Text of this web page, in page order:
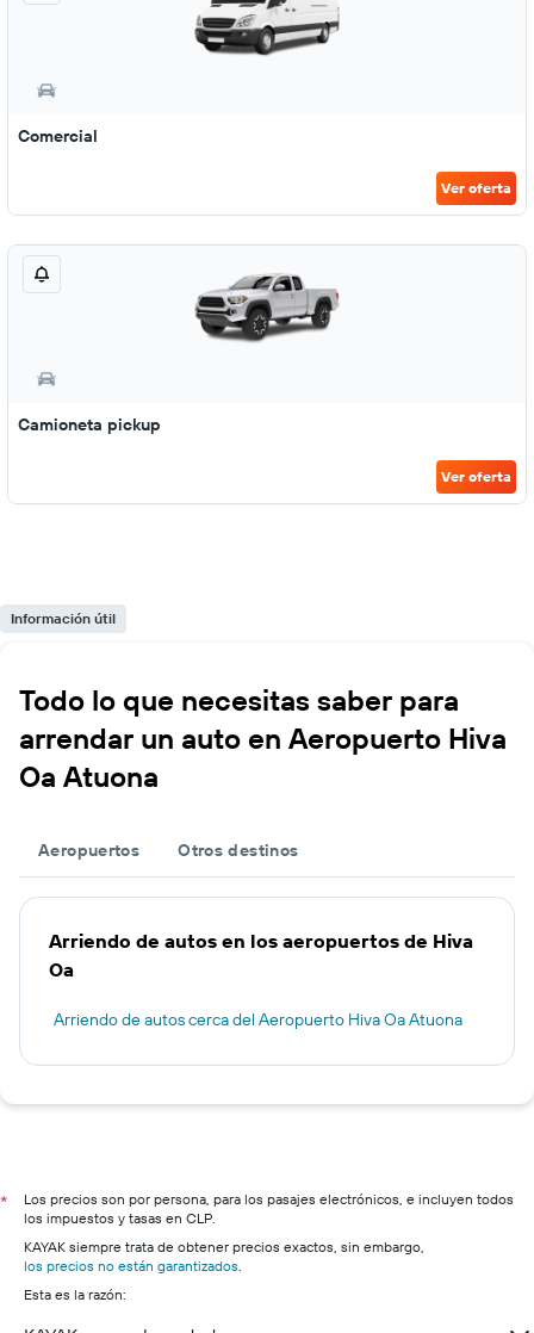
Comercial
Ver oferta
Camioneta pickup
Ver oferta
Información útil
Todo lo que necesitas saber para
arrendar un auto en Aeropuerto Hiva
Oa Atuona
Aeropuertos Otros destinos
Arriendo de autos en los aeropuertos de Hiva
Oa
Arriendo de autos cerca del Aeropuerto Hiva Oa Atuona
*
Los precios son por persona, para los pasajes electrónicos, e incluyen todos
los impuestos y tasas en CLP.
KAYAK siempre trata de obtener precios exactos, sin embargo,
los precios no están garantizados.
Esta es la razón: